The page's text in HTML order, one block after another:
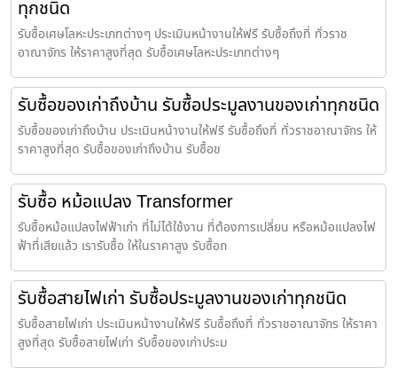
ทุกชนิด
รับซื้อเศษโลหะประเภทต่างๆ ประเมินหน้างานให้ฟรี รับซื้อถึงที่ ทั่วราช
อาณาจักร ให้ราคาสูงที่สุด รับซื้อเศษโลหะประเภทต่างๆ
รับซื้อของเก่าถึงบ้าน รับซื้อประมูลงานของเก่าทุกชนิด
รับซื้อของเก่าถึงบ้าน ประเมินหน้างานให้ฟรี รับซื้อถึงที่ ทั่วราชอาณาจักร ให้
ราคาสูงที่สุด รับซื้อของเก่าถึงบ้าน รับซื้อข
รับซื้อ หม้อแปลง Transformer
รับซื้อหม้อแปลงไฟฟ้าเก่า ที่ไม่ได้ใช้งาน ที่ต้องการเปลี่ยน หรือหม้อแปลงไฟ
ฟ้าที่เสียแล้ว เรารับซื้อ ให้ในราคาสูง รับซื้อถ
รับซื้อสายไฟเก่า รับซื้อประมูลงานของเก่าทุกชนิด
รับซื้อสายไฟเก่า ประเมินหน้างานให้ฟรี รับซื้อถึงที่ ทั่วราชอาณาจักร ให้ราคา
สูงที่สุด รับซื้อสายไฟเก่า รับซื้อของเก่าประม